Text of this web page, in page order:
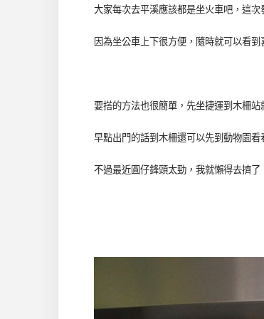
大家每次去平溪應該都是坐火車吧，這
因為坐公車上下很方便，隨時就可以看
要搭的方法也很簡單，先坐捷運到木柵站
早點出門的話到木柵還可以先到動物園看
不過最近圓仔鋒頭太勁，我就懶得去擠了